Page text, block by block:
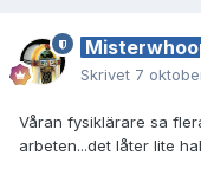
Skrivet 7
Våran fysiklärare sa
arbeten...det låter lite